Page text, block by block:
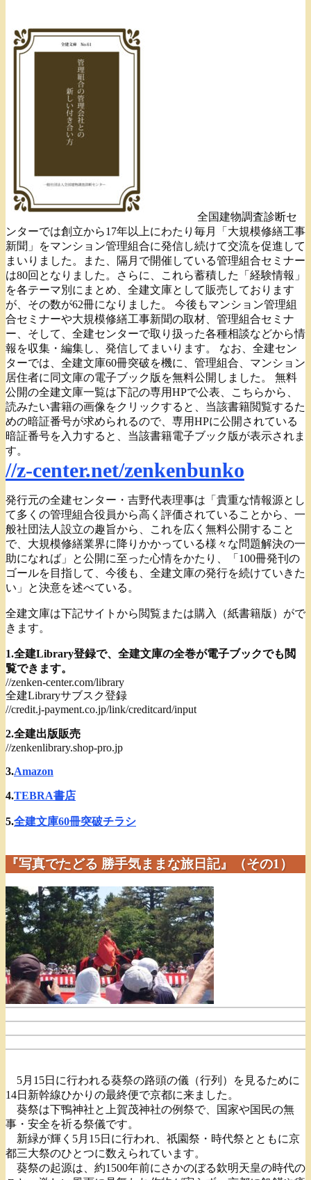
全国建物調査診断セ
ンターでは創立から17年以上にわたり毎月「大規模修繕工事
新聞」をマンション管理組合に発信し続けて交流を促進して
まいりました。また、隔月で開催している管理組合セミナー
は80回となりました。さらに、これら蓄積した「経験情報」
を各テーマ別にまとめ、全建文庫として販売しております
が、その数が62冊になりました。 今後もマンション管理組
合セミナーや大規模修繕工事新聞の取材、管理組合セミナ
ー、そして、全建センターで取り扱った各種相談などから情
報を収集・編集し、発信してまいります。 なお、全建セン
ターでは、全建文庫60冊突破を機に、管理組合、マンション
居住者に同文庫の電子ブック版を無料公開しました。 無料
公開の全建文庫一覧は下記の専用HPで公表、こちらから、
読みたい書籍の画像をクリックすると、当該書籍閲覧するた
めの暗証番号が求められるので、専用HPに公開されている
暗証番号を入力すると、当該書籍電子ブック版が表示されま
す。
//z-center.net/zenkenbunko
発行元の全建センター・吉野代表理事は「貴重な情報源とし
て多くの管理組合役員から高く評価されていることから、一
般社団法人設立の趣旨から、これを広く無料公開すること
で、大規模修繕業界に降りかかっている様々な問題解決の一
助になれば」と公開に至った心情をかたり、「100冊発刊の
ゴールを目指して、今後も、全建文庫の発行を続けていきた
い」と決意を述べている。
全建文庫は下記サイトから閲覧または購入（紙書籍版）がで
きます。
1.全建Library登録で、全建文庫の全巻が電子ブックでも閲
覧できます。
//zenken-center.com/library
全建Libraryサブスク登録
//credit.j-payment.co.jp/link/creditcard/input
2.全建出版販売
//zenkenlibrary.shop-pro.jp
3.Amazon
4.TEBRA書店
5.全建文庫60冊突破チラシ
『写真でたどる 勝手気ままな旅日記』（その1）
5月15日に行われる葵祭の路頭の儀（行列）を見るために
14日新幹線ひかりの最終便で京都に来ました。
葵祭は下鴨神社と上賀茂神社の例祭で、国家や国民の無
事・安全を祈る祭儀です。
新緑が輝く5月15日に行われ、祇園祭・時代祭とともに京
都三大祭のひとつに数えられています。
葵祭の起源は、約1500年前にさかのぼる欽明天皇の時代の